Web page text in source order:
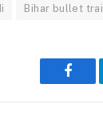
Bihar bullet